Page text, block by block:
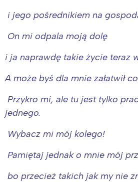
i jego pośrednikiem na
On mi odpala moją dolę
i ja naprawdę takie życie teraz
A może byś dla mnie załatwił
Przykro mi, ale tu jest tylko
jednego.
Wybacz mi mój kolego!
Pamiętaj jednak o mnie mój
bo przecież takich jak my nie